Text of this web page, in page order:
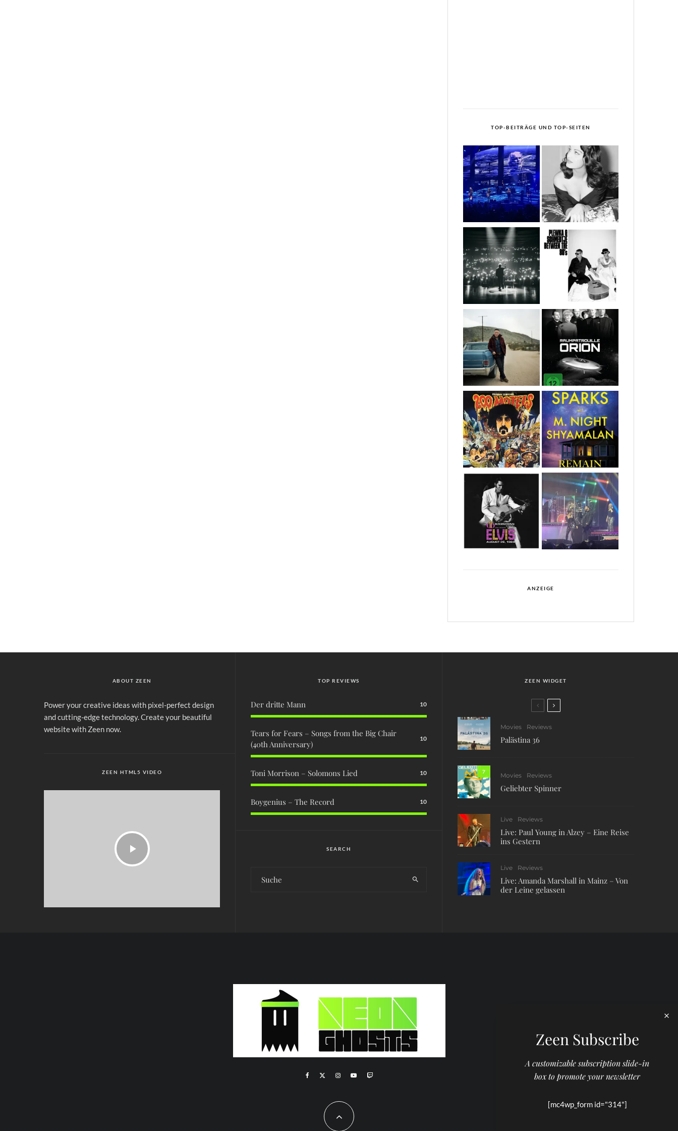
TOP-BEITRÄGE UND TOP-SEITEN
ANZEIGE
ABOUT ZEEN
Power your creative ideas with pixel-perfect design
and cutting-edge technology. Create your beautiful
website with Zeen now.
ZEEN HTML5 VIDEO
TOP REVIEWS
Der dritte Mann 10
Tears for Fears – Songs from the Big Chair
(40th Anniversary)
10
Toni Morrison – Solomons Lied 10
Boygenius – The Record 10
SEARCH
ZEEN WIDGET
Movies Reviews
Palästina 36
7
Movies Reviews
Geliebter Spinner
Live Reviews
Live: Paul Young in Alzey – Eine Reise
ins Gestern
Live Reviews
Live: Amanda Marshall in Mainz – Von
der Leine gelassen
Zeen Subscribe
A customizable subscription slide-in
box to promote your newsletter
[mc4wp_form id="314"]